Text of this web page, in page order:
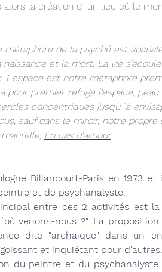
alors la création d´un lieu oú le
métaphore de la psyché est
naissance et la mort. La vie
L'espace est notre métaphore
pour premier refuge l'espace,
concentriques jusqu´à
sauf dans le miroir, notre propre
En cas d'amour
Billancourt-Paris en 1973
et de psychanalyste.
entre ces 2 activités est
venons-nous ?". La
dite "archaïque" dans un
et inquiétant pour d'autres.
du peintre et du psychanalyste